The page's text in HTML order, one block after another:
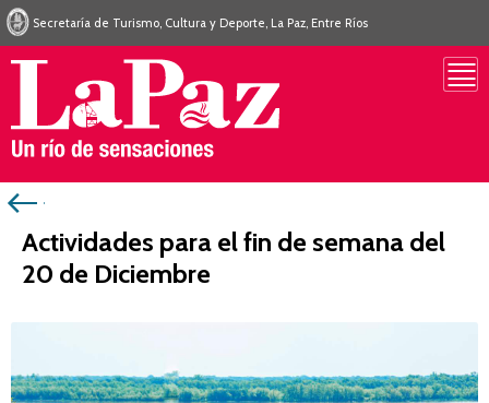
Secretaría de Turismo, Cultura y Deporte, La Paz, Entre Ríos
Actividades para el fin de semana del
20 de Diciembre